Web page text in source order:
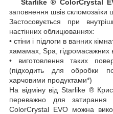
Starlike ® ColorCrystal
заповнення швів
Застосовується при
настінних облицюваннях:
• стіни і підлоги в ванних
хамамах, Spa, гідромасажних
• виготовлення таких
(підходить для обробки
харчовими продуктами*)
На відміну від Starlike ®
переважно для
ColorCrystal EVO можна